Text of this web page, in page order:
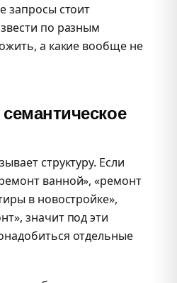
запросы стоит
по разным
а какие вообще не
структуру. Если
ванной», «ремонт
в новостройке»,
значит под эти
отдельные